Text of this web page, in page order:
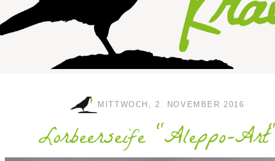
MITTWOCH, 2. NOVEMBER 2016
Lorbeerseife "Aleppo-Art"